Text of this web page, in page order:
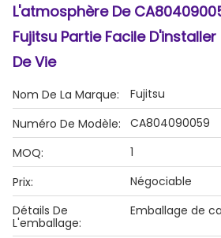
L'atmosphère De
Fujitsu Partie Facile D'installer
De Vie
Nom De La Marque:
Fujitsu
Numéro De Modèle:
CA804090059
MOQ:
1
Prix:
Négociable
Détails De
L'emballage:
Emballage de